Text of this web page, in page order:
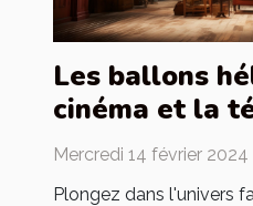
Les ballons
cinéma et la
utilisation et
décors
Mercredi 14 février
Plongez dans l'univers